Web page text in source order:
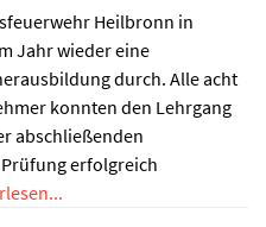
Heilbronn in
Jahr wieder eine
durch. Alle acht
konnten den Lehrgang
abschließenden
erfolgreich